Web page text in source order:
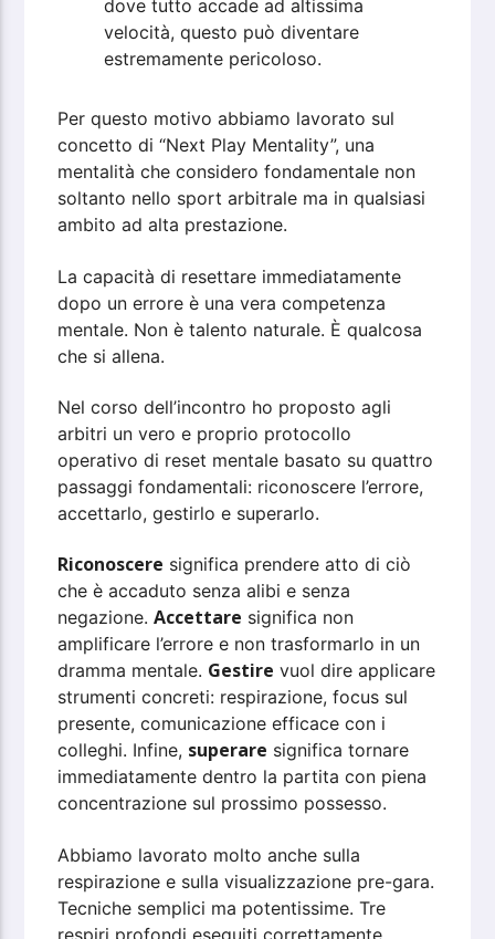
dove tutto accade ad altissima
velocità, questo può diventare
estremamente pericoloso.
Per questo motivo abbiamo lavorato sul
concetto di “Next Play Mentality”, una
mentalità che considero fondamentale non
soltanto nello sport arbitrale ma in qualsiasi
ambito ad alta prestazione.
La capacità di resettare immediatamente
dopo un errore è una vera competenza
mentale. Non è talento naturale. È qualcosa
che si allena.
Nel corso dell’incontro ho proposto agli
arbitri un vero e proprio protocollo
operativo di reset mentale basato su quattro
passaggi fondamentali: riconoscere l’errore,
accettarlo, gestirlo e superarlo.
Riconoscere significa prendere atto di ciò
che è accaduto senza alibi e senza
negazione.Accettare significa non
amplificare l’errore e non trasformarlo in un
dramma mentale. Gestire vuol dire applicare
strumenti concreti: respirazione, focus sul
presente, comunicazione efficace con i
colleghi. Infine, superare significa tornare
immediatamente dentro la partita con piena
concentrazione sul prossimo possesso.
Abbiamo lavorato molto anche sulla
respirazione e sulla visualizzazione pre-gara.
Tecniche semplici ma potentissime. Tre
respiri profondi eseguiti correttamente